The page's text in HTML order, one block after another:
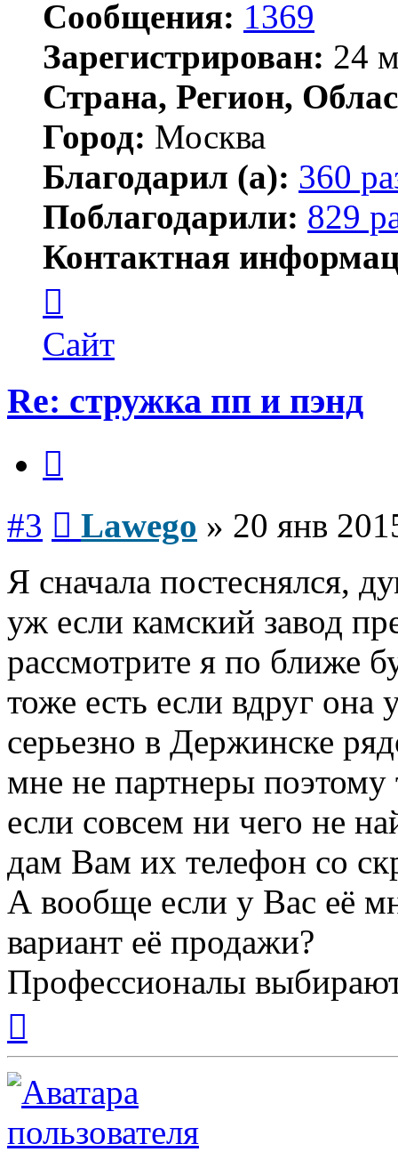
Сообщения: 1369
Зарегистрирован: 24
Страна, Регион,
Город: Москва
Благодарил (а): 360
Поблагодарили: 829
Контактная
пользователя
Lawego
Сайт
Re: стружка пп и пэнд
#3 Lawego » 20 янв
Я сначала постеснялся,
уж если камский завод
рассмотрите я по ближе
тоже есть если вдруг
серьезно в Держинске
мне не партнеры поэтому
если совсем ни чего не
дам Вам их телефон со
А вообще если у Вас её
вариант её продажи?
Профессионалы
началу